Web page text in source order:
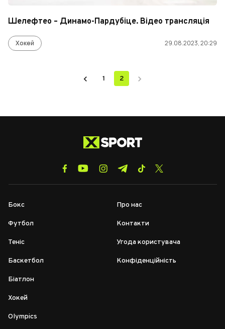
Шелефтео – Динамо-Пардубіце. Відео трансляція
Хокей 29.08.2023, 20:29
1 2
Бокс
Футбол
Теніс
Баскетбол
Біатлон
Хокей
Olympics
Про нас
Контакти
Угода користувача
Конфіденційність